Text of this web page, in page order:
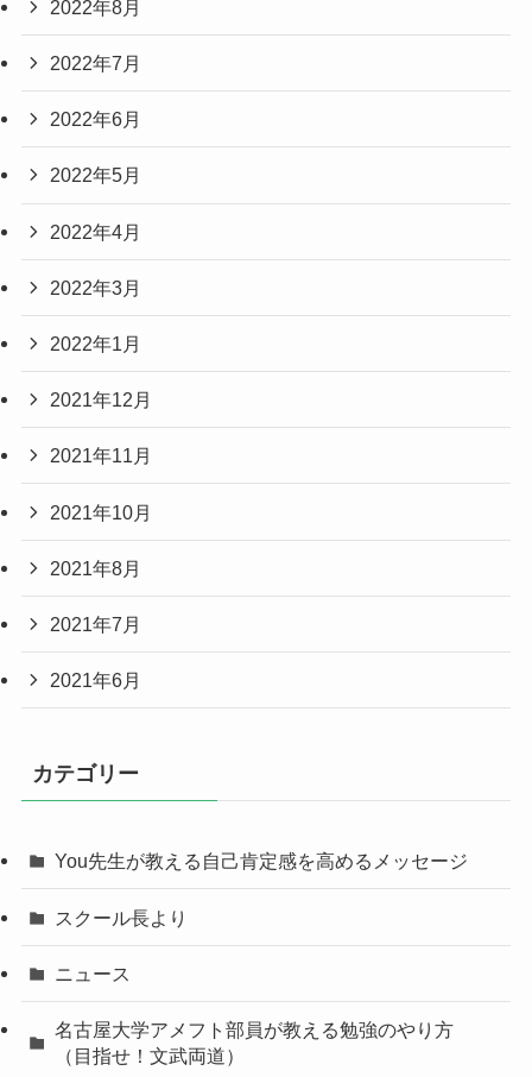
2022年8月
2022年7月
2022年6月
2022年5月
2022年4月
2022年3月
2022年1月
2021年12月
2021年11月
2021年10月
2021年8月
2021年7月
2021年6月
カテゴリー
You先生が教える自己肯定感を高めるメッセージ
スクール長より
ニュース
名古屋大学アメフト部員が教える勉強のやり方
（目指せ！文武両道）